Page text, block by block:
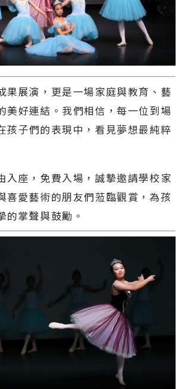
果展演，更是一場家庭與教育、藝
美好連結。我們相信，每一位到場
孩子們的表現中，看見夢想最純粹
入座，免費入場，誠摯邀請學校家
喜愛藝術的朋友們蒞臨觀賞，為孩
的掌聲與鼓勵。